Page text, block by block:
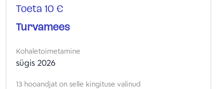
Toeta 10 €
Turvamees
Kohaletoimetamine
sügis 2026
13 hooandjat on selle kingituse valinud